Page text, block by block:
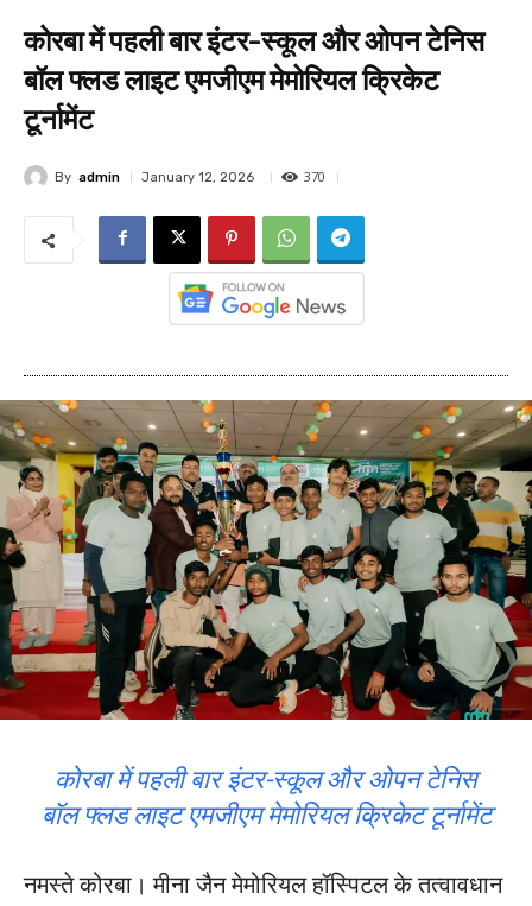
कोरबा में पहली बार इंटर-स्कूल और ओपन टेनिस
बॉल फ्लड लाइट एमजीएम मेमोरियल क्रिकेट
टूर्नामेंट
By admin January 12, 2026 370
कोरबा में पहली बार इंटर-स्कूल और ओपन टेनिस
बॉल फ्लड लाइट एमजीएम मेमोरियल क्रिकेट टूर्नामेंट
नमस्ते कोरबा। मीना जैन मेमोरियल हॉस्पिटल के तत्वावधान